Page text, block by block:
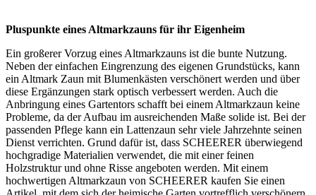
Pluspunkte eines Altmarkzauns für ihr Eigenheim
Ein großerer Vorzug eines Altmarkzauns ist die bunte Nutzung.
Neben der einfachen Eingrenzung des eigenen Grundstücks, kann
ein Altmark Zaun mit Blumenkästen verschönert werden und über
diese Ergänzungen stark optisch verbessert werden. Auch die
Anbringung eines Gartentors schafft bei einem Altmarkzaun keine
Probleme, da der Aufbau im ausreichenden Maße solide ist. Bei der
passenden Pflege kann ein Lattenzaun sehr viele Jahrzehnte seinen
Dienst verrichten. Grund dafür ist, dass SCHEERER überwiegend
hochgradige Materialien verwendet, die mit einer feinen
Holzstruktur und ohne Risse angeboten werden. Mit einem
hochwertigen Altmarkzaun von SCHEERER kaufen Sie einen